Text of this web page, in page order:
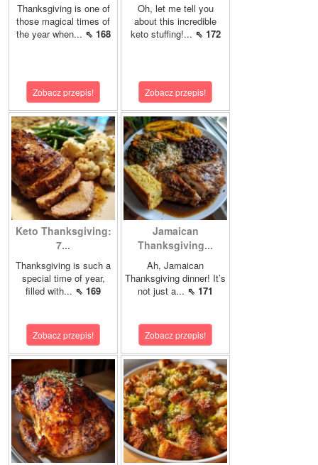
Thanksgiving is one of
those magical times of
the year when... ⇖ 168
Zobacz przepis!
Oh, let me tell you
about this incredible
keto stuffing!... ⇖ 172
Zobacz przepis!
Keto Thanksgiving:
7...
Thanksgiving is such a
special time of year,
filled with... ⇖ 169
Zobacz przepis!
Jamaican
Thanksgiving...
Ah, Jamaican
Thanksgiving dinner! It’s
not just a... ⇖ 171
Zobacz przepis!